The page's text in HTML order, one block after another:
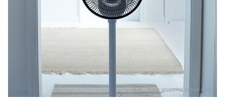
出典：store.shopping.yahoo.co.jp